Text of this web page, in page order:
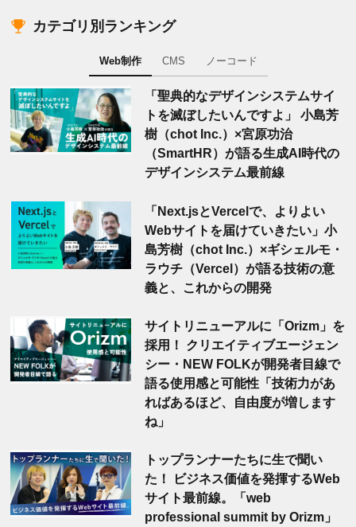
カテゴリ別ランキング
Web制作 CMS ノーコード
「聖典的なデザインシステムサイ
トを滅ぼしたいんですよ」 小島芳
樹（chot Inc.）×宮原功治
（SmartHR）が語る生成AI時代の
デザインシステム最前線
「Next.jsとVercelで、よりよい
Webサイトを届けていきたい」小
島芳樹（chot Inc.）×ギシェルモ・
ラウチ（Vercel）が語る技術の意
義と、これからの開発
サイトリニューアルに「Orizm」を
採用！ クリエイティブエージェン
シー・NEW FOLKが開発者目線で
語る使用感と可能性「技術力があ
ればあるほど、自由度が増します
ね」
トップランナーたちに生で聞い
た！ ビジネス価値を発揮するWeb
サイト最前線。「web
professional summit by Orizm」